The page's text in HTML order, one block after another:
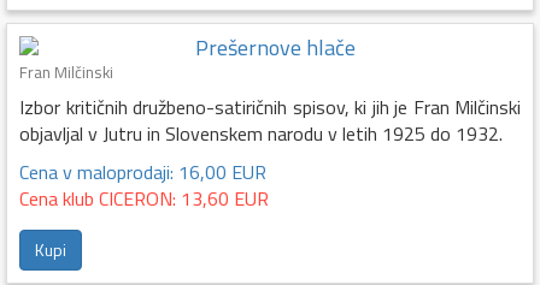
Prešernove hlače
Fran Milčinski
Izbor kritičnih družbeno-satiričnih spisov, ki jih je Fran Milčinski
objavljal v Jutru in Slovenskem narodu v letih 1925 do 1932.
Cena v maloprodaji: 16,00 EUR
Cena klub CICERON: 13,60 EUR
Kupi